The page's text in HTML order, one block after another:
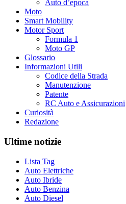
Auto d’epoca
Moto
Smart Mobility
Motor Sport
Formula 1
Moto GP
Glossario
Informazioni Utili
Codice della Strada
Manutenzione
Patente
RC Auto e Assicurazioni
Curiosità
Redazione
Ultime notizie
Lista Tag
Auto Elettriche
Auto Ibride
Auto Benzina
Auto Diesel